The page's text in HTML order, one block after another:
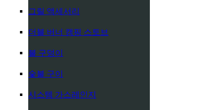
그릴 액세서리
더블 버너 캠핑 스토브
불 구덩이
숯불 구이
시스템 가스레인지